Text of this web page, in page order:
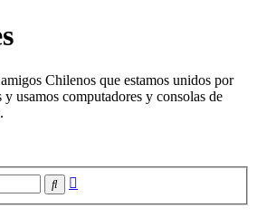
Chilenos que estamos unidos por
usamos computadores y consolas de
Buscar